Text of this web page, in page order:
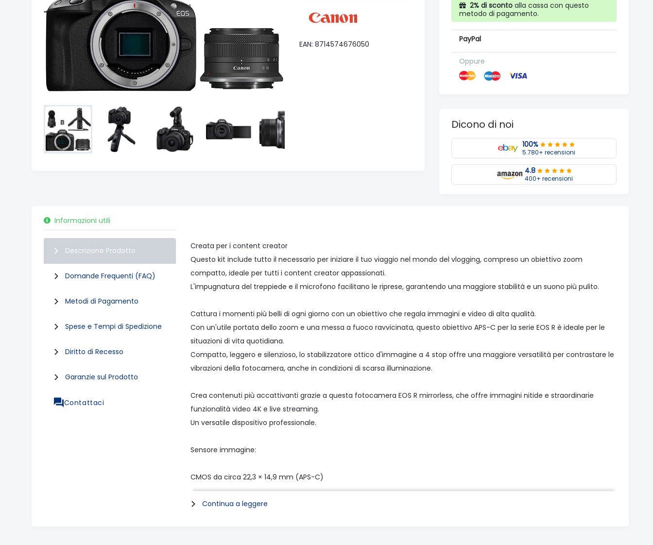
EAN: 8714574676050
2% di sconto alla cassa con questo
metodo di pagamento.
PayPal
Oppure
Dicono di noi
100%
5.780+ recensioni
4.8
400+ recensioni
Informazioni utili
Descrizione Prodotto
Domande Frequenti (FAQ)
Metodi di Pagamento
Spese e Tempi di Spedizione
Diritto di Recesso
Garanzie sul Prodotto
Contattaci
Creata per i content creator
Questo kit include tutto il necessario per iniziare il tuo viaggio nel mondo del vlogging, compreso un obiettivo zoom
compatto, ideale per tutti i content creator appassionati.
L'impugnatura del treppiede e il microfono facilitano le riprese, garantendo una maggiore stabilità e un suono più pulito.
Cattura i momenti più belli di ogni giorno con un obiettivo che regala immagini e video di alta qualità.
Con un'utile portata dello zoom e una messa a fuoco ravvicinata, questo obiettivo APS-C per la serie EOS R è ideale per le
situazioni di vita quotidiana.
Compatto, leggero e silenzioso, lo stabilizzatore ottico d'immagine a 4 stop offre una maggiore versatilità per contrastare le
vibrazioni della fotocamera, anche in condizioni di scarsa illuminazione.
Crea contenuti più accattivanti grazie a questa fotocamera EOS R mirrorless, che offre immagini nitide e straordinarie
funzionalità video 4K e live streaming.
Un versatile dispositivo professionale.
Sensore immagine:
CMOS da circa 22,3 × 14,9 mm (APS-C)
Pixel effettivi: 24.2 MP
Pixel totali: 25.5 MP
Continua a leggere